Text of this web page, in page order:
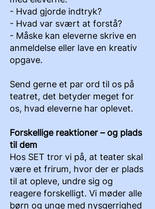
- Hvad gjorde indtryk?
- Hvad var svært at forstå?
- Måske kan eleverne skrive en
anmeldelse eller lave en kreativ
opgave.
Send gerne et par ord til os på
teatret, det betyder meget for
os, hvad eleverne har oplevet.
Forskellige reaktioner – og plads
til dem
Hos SET tror vi på, at teater skal
være et frirum, hvor der er plads
til at opleve, undre sig og
reagere forskelligt. Vi møder alle
børn og unge med nysgerrighed